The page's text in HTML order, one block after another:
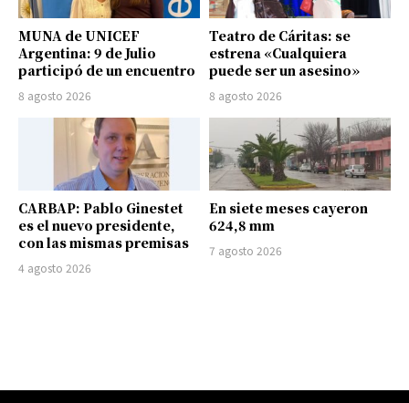
MUNA de UNICEF
Argentina: 9 de Julio
participó de un encuentro
8 agosto 2026
Teatro de Cáritas: se
estrena «Cualquiera
puede ser un asesino»
8 agosto 2026
CARBAP: Pablo Ginestet
es el nuevo presidente,
con las mismas premisas
4 agosto 2026
En siete meses cayeron
624,8 mm
7 agosto 2026